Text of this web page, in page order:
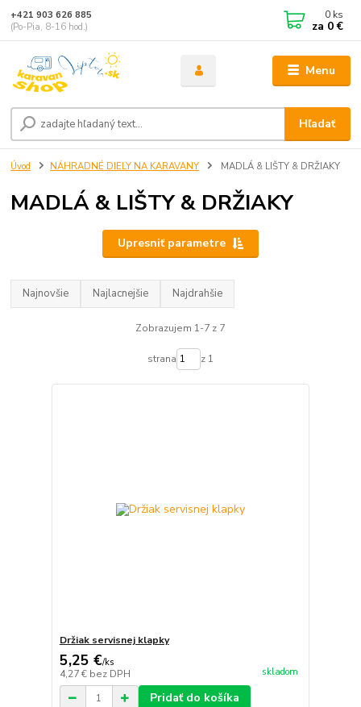
Menu
Hľadať
+421 903 626 885
(Po-Pia, 8-16 hod.)
0 ks
za 0 €
Úvod NÁHRADNÉ DIELY NA KARAVANY MADLÁ & LIŠTY & DRŽIAKY
MADLÁ & LIŠTY & DRŽIAKY
Upresniť parametre
Najnovšie Najlacnejšie Najdrahšie
Zobrazujem 1-7 z 7
strana z 1
Držiak servisnej klapky
5,25 €/ks
4,27 € bez DPH skladom
Pridať do košíka